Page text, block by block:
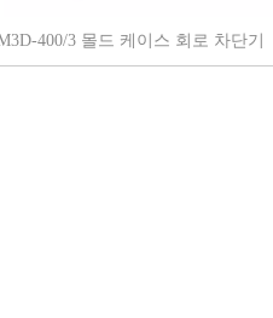
400/3 몰드 케이스 회로 차단기